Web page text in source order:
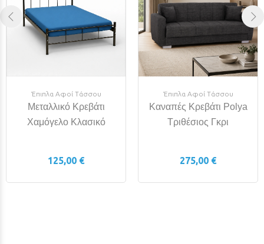
Έπιπλα Αφοί Τάσσου
Μεταλλικό Κρεβάτι
Χαμόγελο Κλασικό
125,00 €
Έπιπλα Αφοί Τάσσου
Καναπές Κρεβάτι Polya
Τριθέσιος Γκρι
275,00 €